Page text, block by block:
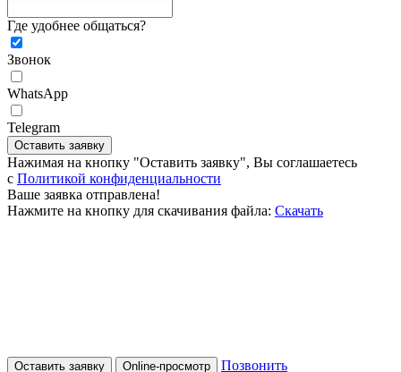
Где удобнее общаться?
Звонок
WhatsApp
Telegram
Оставить заявку
Нажимая на кнопку "Оставить заявку", Вы соглашаетесь
c Политикой конфиденциальности
Ваше заявка отправлена!
Нажмите на кнопку для скачивания файла: Скачать
Оставить заявку Online-просмотр Позвонить